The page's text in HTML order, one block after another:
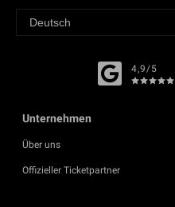
4,9/5
Unternehmen
Über uns
Offizieller Ticketpartner